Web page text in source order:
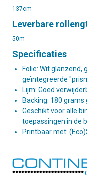
137cm
Leverbare
50m
Specificaties
Folie: Wit glanzend,
geïntegreerde
Lijm: Goed
Backing: 180
Geschikt voor alle
toepassingen in de
Printbaar met: